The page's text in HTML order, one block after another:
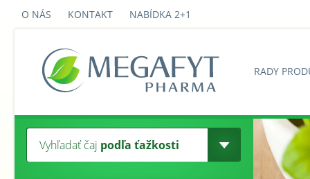
O NÁS KONTAKT NABÍDKA 2+1
RADY
Vyhľadať čaj podľa ťažkosti